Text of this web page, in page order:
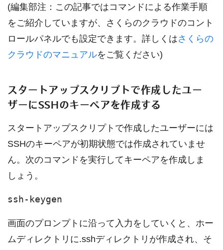
(編集部注：この記事ではコマンドによる作業手順
をご紹介していますが、さくらのクラウドのコント
ロールパネルでも設定できます。詳しくはさくらの
クラウドのマニュアルをご覧ください)
スタートアップスクリプトで作成したユー
ザーにSSHのキーペアを作成する
スタートアップスクリプトで作成したユーザーには
SSHのキーペアが初期状態では作成されていませ
ん。次のコマンドを実行してキーペアを作成しま
しょう。
ssh-keygen
画面のプロンプトに沿って入力をしていくと、ホー
ムディレクトリに.sshディレクトリが作成され、そ